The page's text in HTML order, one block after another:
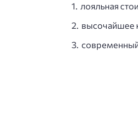
лояльная
высочайшее